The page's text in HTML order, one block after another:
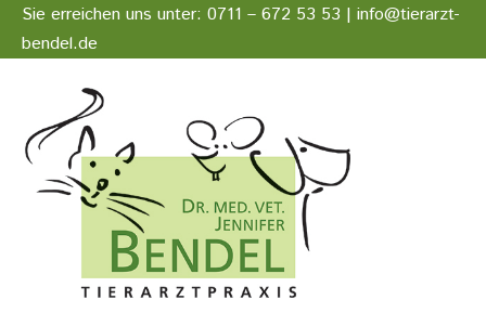
Zum
Inhalt
Sie erreichen uns unter: 0711 – 672 53 53 | info@tierarzt-
bendel.de
Stellenangebote
Impressum
Datenschutz